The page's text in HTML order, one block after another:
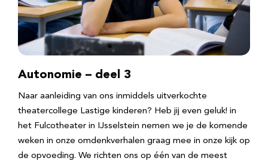
Autonomie – deel 3
Naar aanleiding van ons inmiddels uitverkochte
theatercollege Lastige kinderen? Heb jij even geluk! in
het Fulcotheater in IJsselstein nemen we je de komende
weken in onze omdenkverhalen graag mee in onze kijk op
de opvoeding. We richten ons op één van de meest